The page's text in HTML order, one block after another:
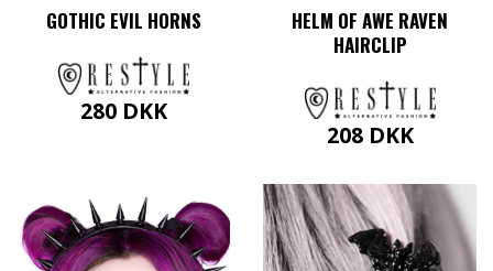
GOTHIC EVIL HORNS
280 DKK
HELM OF AWE RAVEN
HAIRCLIP
208 DKK